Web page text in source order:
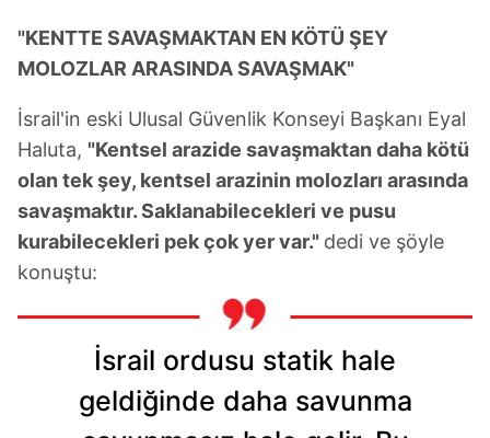
"KENTTE SAVAŞMAKTAN EN KÖTÜ ŞEY
MOLOZLAR ARASINDA SAVAŞMAK"
İsrail'in eski Ulusal Güvenlik Konseyi Başkanı Eyal
Haluta, "Kentsel arazide savaşmaktan daha kötü
olan tek şey, kentsel arazinin molozları arasında
savaşmaktır. Saklanabilecekleri ve pusu
kurabilecekleri pek çok yer var." dedi ve şöyle
konuştu:
İsrail ordusu statik hale
geldiğinde daha savunma